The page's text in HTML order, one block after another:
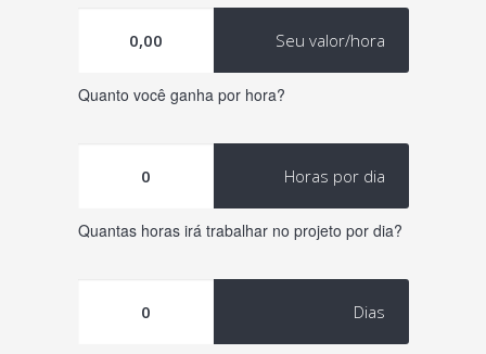
Seu valor/hora
Quanto você ganha por hora?
Horas por dia
Quantas horas irá trabalhar no projeto por dia?
Dias